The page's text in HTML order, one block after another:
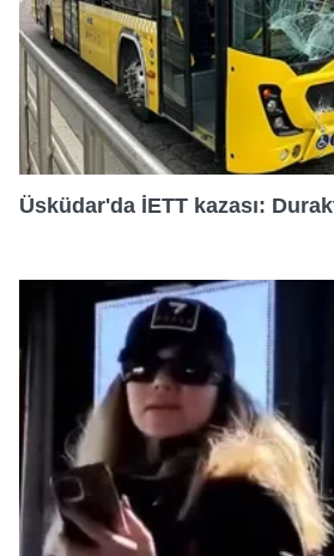
Üsküdar'da İETT kazası: